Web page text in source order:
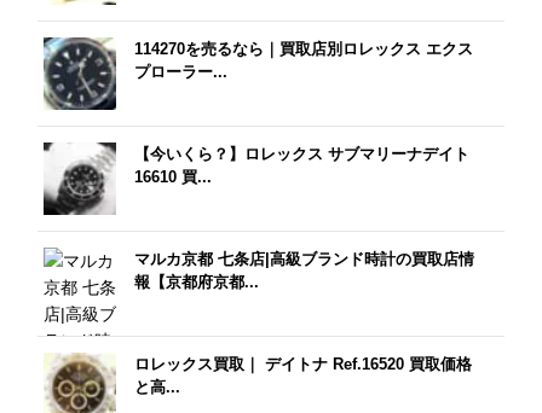
114270を売るなら｜買取店別ロレックス エクス
プローラー...
【今いくら？】ロレックス サブマリーナデイト
16610 買...
マルカ京都 七条店|高級ブランド時計の買取店情
報【京都府京都...
ロレックス買取｜ デイトナ Ref.16520 買取価格
と高...